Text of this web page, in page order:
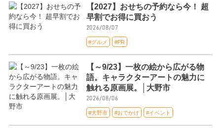
【2027】おせちの予約なら今！ 超
早割でお得に買おう
2026/08/07
#グルメ #PR
【～9/23】一枚の絵から広がる物
語。キャラクターアートの魅力に
触れる原画展。│大野市
2026/08/06
#大野市 #おでかけ #イベント